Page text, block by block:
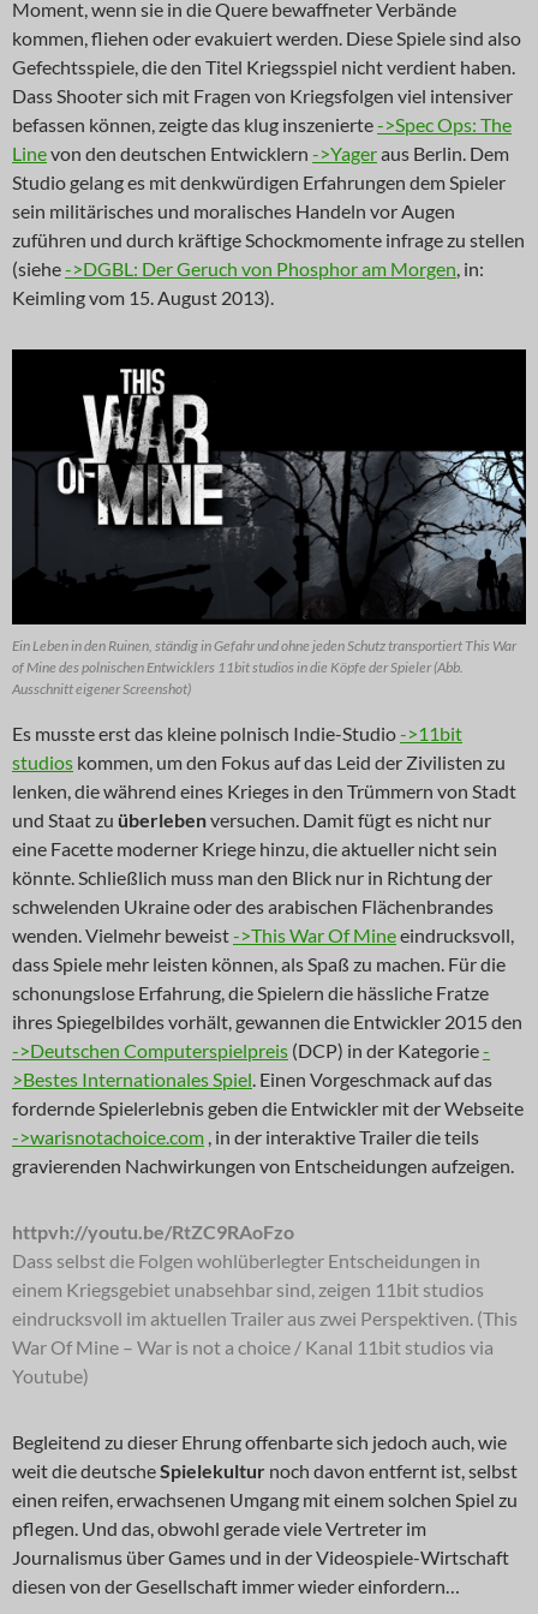
Moment, wenn sie in die Quere bewaffneter Verbände
kommen, fliehen oder evakuiert werden. Diese Spiele sind also
Gefechtsspiele, die den Titel Kriegsspiel nicht verdient haben.
Dass Shooter sich mit Fragen von Kriegsfolgen viel intensiver
befassen können, zeigte das klug inszenierte->Spec Ops: The
Linevon den deutschen Entwicklern ->Yageraus Berlin. Dem
Studio gelang es mit denkwürdigen Erfahrungen dem Spieler
sein militärisches und moralisches Handeln vor Augen
zuführen und durch kräftige Schockmomente infrage zu stellen
(siehe->DGBL: Der Geruch von Phosphor am Morgen, in:
Keimling vom 15. August 2013).
Ein Leben in den Ruinen, ständig in Gefahr und ohne jeden Schutz transportiert This War
of Mine des polnischen Entwicklers 11bit studios in die Köpfe der Spieler (Abb.
Ausschnitt eigener Screenshot)
Es musste erst das kleine polnisch Indie-Studio->11bit
studios kommen, um den Fokus auf das Leid der Zivilisten zu
lenken, die während eines Krieges in den Trümmern von Stadt
und Staat zu überlebenversuchen. Damit fügt es nicht nur
eine Facette moderner Kriege hinzu, die aktueller nicht sein
könnte. Schließlich muss man den Blick nur in Richtung der
schwelenden Ukraine oder des arabischen Flächenbrandes
wenden. Vielmehr beweist->This War Of Mineeindrucksvoll,
dass Spiele mehr leisten können, als Spaß zu machen. Für die
schonungslose Erfahrung, die Spielern die hässliche Fratze
ihres Spiegelbildes vorhält, gewannen die Entwickler 2015 den
->Deutschen Computerspielpreis (DCP) in der Kategorie-
>Bestes Internationales Spiel. Einen Vorgeschmack auf das
fordernde Spielerlebnis geben die Entwickler mit der Webseite
->warisnotachoice.com , in der interaktive Trailer die teils
gravierenden Nachwirkungen von Entscheidungen aufzeigen.
httpvh://youtu.be/RtZC9RAoFzo
Dass selbst die Folgen wohlüberlegter Entscheidungen in
einem Kriegsgebiet unabsehbar sind, zeigen 11bit studios
eindrucksvoll im aktuellen Trailer aus zwei Perspektiven. (This
War Of Mine – War is not a choice / Kanal 11bit studios via
Youtube)
Begleitend zu dieser Ehrung offenbarte sich jedoch auch, wie
weit die deutscheSpielekultur noch davon entfernt ist, selbst
einen reifen, erwachsenen Umgang mit einem solchen Spiel zu
pflegen. Und das, obwohl gerade viele Vertreter im
Journalismus über Games und in der Videospiele-Wirtschaft
diesen von der Gesellschaft immer wieder einfordern…